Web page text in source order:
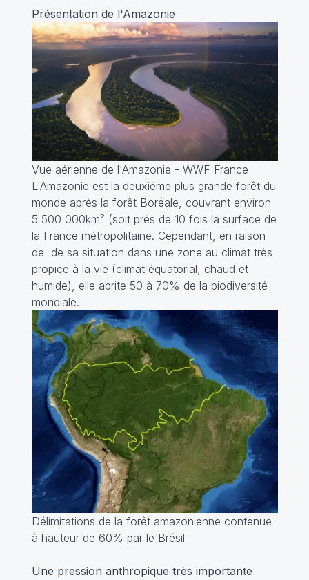
Présentation de l'Amazonie
Vue aérienne de l'Amazonie - WWF France
L'Amazonie est la deuxième plus grande forêt du
monde après la forêt Boréale, couvrant environ
5 500 000km² (soit près de 10 fois la surface de
la France métropolitaine. Cependant, en raison
de de sa situation dans une zone au climat très
propice à la vie (climat équatorial, chaud et
humide), elle abrite 50 à 70% de la biodiversité
mondiale.
Délimitations de la forêt amazonienne contenue
à hauteur de 60% par le Brésil
Une pression anthropique très importante